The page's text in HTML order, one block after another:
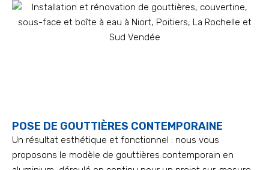
POSE DE GOUTTIÈRES CONTEMPORAINE
Un résultat esthétique et fonctionnel : nous vous
proposons le modèle de gouttières contemporain en